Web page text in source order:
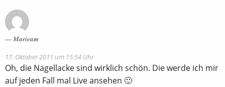
Marieam
17. Oktober 2011 um 15:54 Uhr
Oh, die Nagellacke sind wirklich schön. Die werde ich mir
auf jeden Fall mal Live ansehen 🙂